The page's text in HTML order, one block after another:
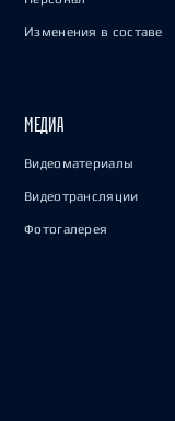
Изменения в составе
МЕДИА
Видеоматериалы
Видеотрансляции
Фотогалерея